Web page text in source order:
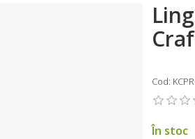
Cod:
În stoc